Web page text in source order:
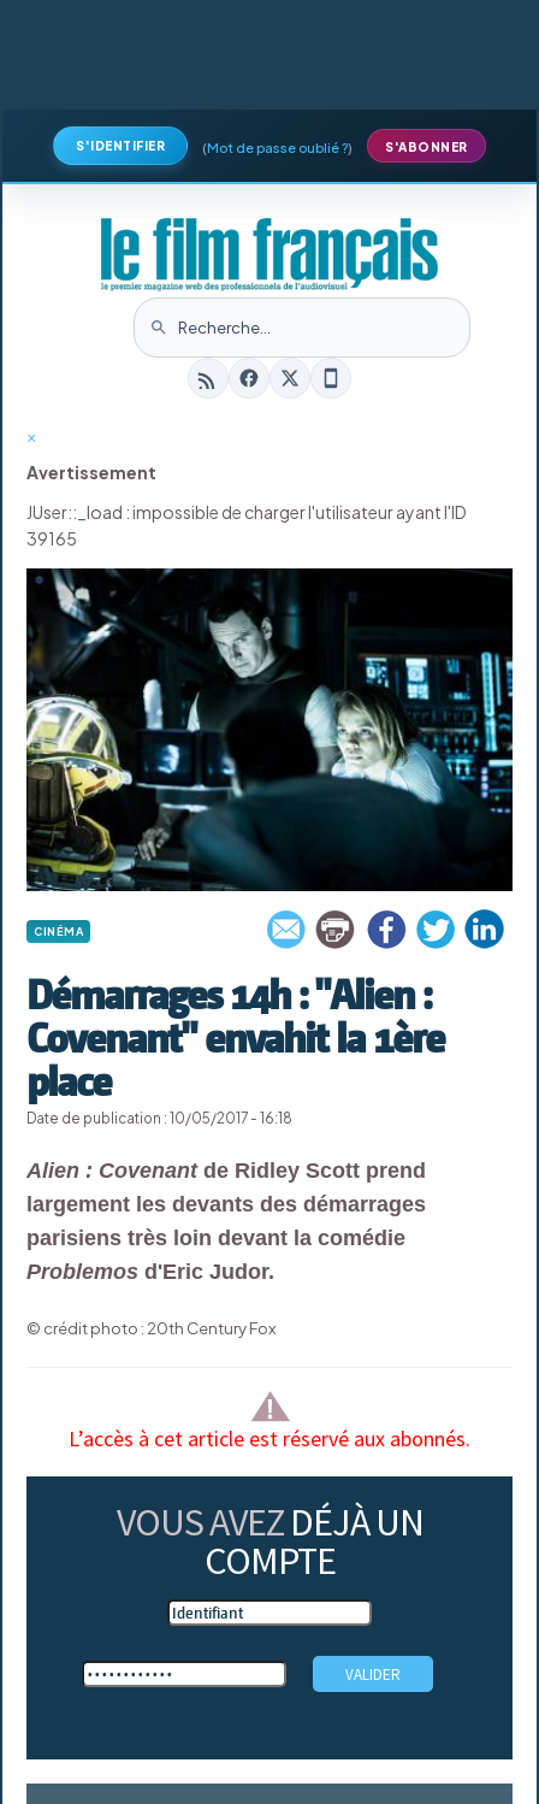
S'IDENTIFIER (Mot de passe oublié ?) S'ABONNER
×
Avertissement
JUser::_load : impossible de charger l'utilisateur ayant l'ID
39165
CINÉMA
Démarrages 14h : "Alien :
Covenant" envahit la 1ère
place
Date de publication : 10/05/2017 - 16:18
Alien : Covenantde Ridley Scott prend
largement les devants des démarrages
parisiens très loin devant la comédie
Problemos d'Eric Judor.
© crédit photo : 20th Century Fox
L’accès à cet article est réservé aux abonnés.
VOUS AVEZ DÉJÀ UN
COMPTE